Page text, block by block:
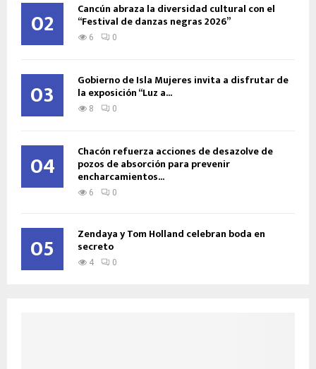
02 Cancún abraza la diversidad cultural con el
“Festival de danzas negras 2026”
6 0
03 Gobierno de Isla Mujeres invita a disfrutar de
la exposición “Luz a...
8 0
04 Chacón refuerza acciones de desazolve de
pozos de absorción para prevenir
encharcamientos...
6 0
05 Zendaya y Tom Holland celebran boda en
secreto
4 0